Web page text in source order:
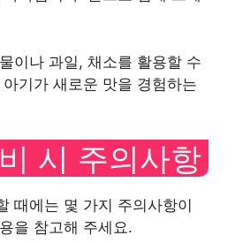
이나 과일, 채소를 활용할 수
기가 새로운 맛을 경험하는
시 주의사항
때에는 몇 가지 주의사항이
을 참고해 주세요.